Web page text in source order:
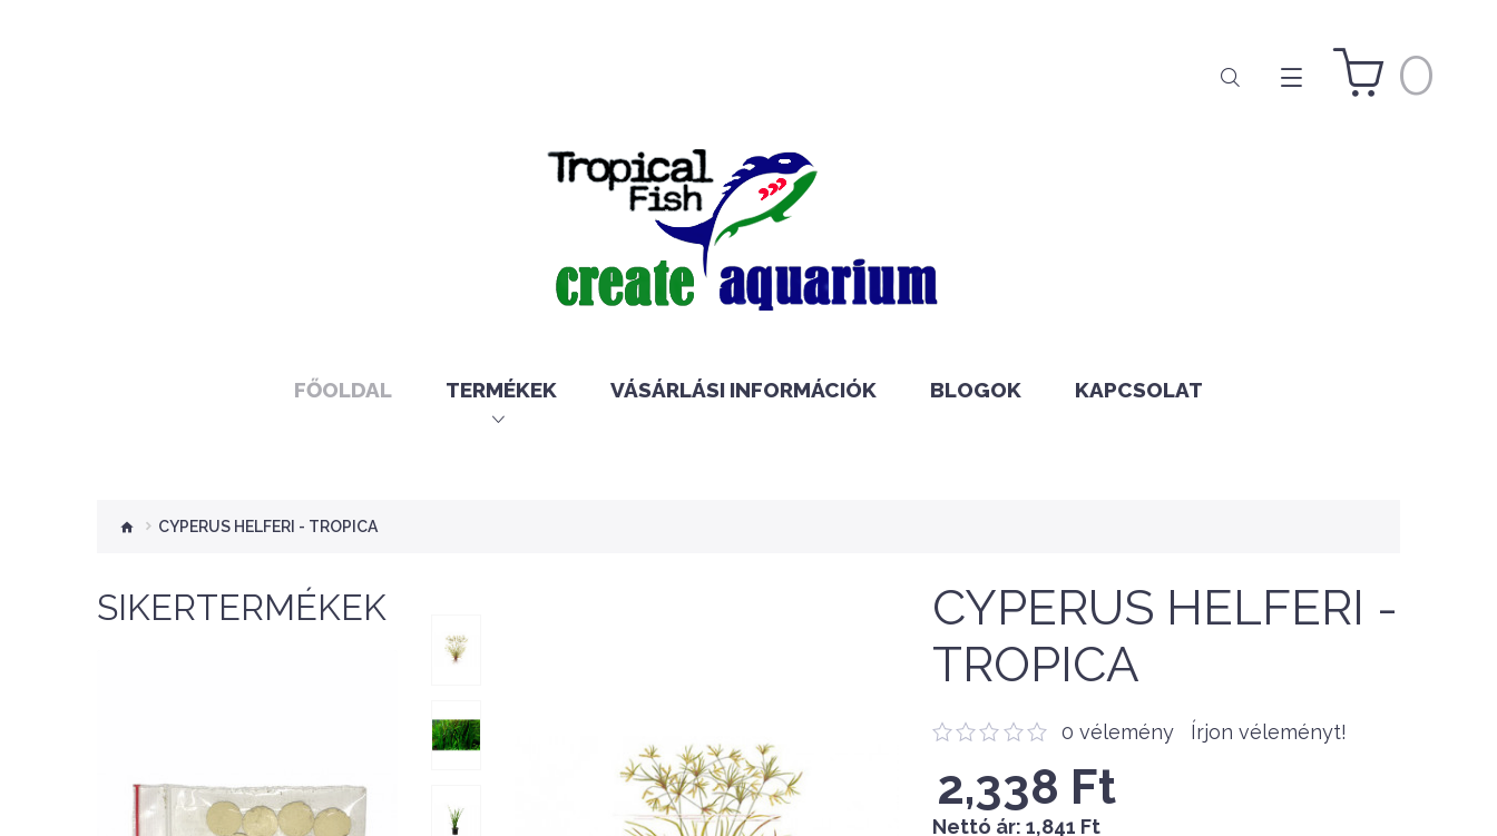
0
FŐOLDAL TERMÉKEK VÁSÁRLÁSI INFORMÁCIÓK BLOGOK KAPCSOLAT
CYPERUS HELFERI - TROPICA
SIKERTERMÉKEK
Nettó ár: 276 Ft
CYPERUS HELFERI -
TROPICA
0 vélemény Írjon véleményt!
2,338 Ft
Nettó ár: 1,841 Ft